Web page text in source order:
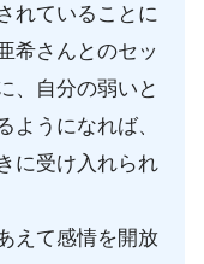
れていることに
希さんとのセッ
、自分の弱いと
ようになれば、
に受け入れられ
えて感情を開放